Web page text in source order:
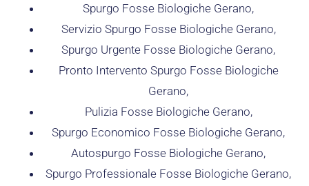
Spurgo Fosse Biologiche Gerano,
Servizio Spurgo Fosse Biologiche Gerano,
Spurgo Urgente Fosse Biologiche Gerano,
Pronto Intervento Spurgo Fosse Biologiche
Gerano,
Pulizia Fosse Biologiche Gerano,
Spurgo Economico Fosse Biologiche Gerano,
Autospurgo Fosse Biologiche Gerano,
Spurgo Professionale Fosse Biologiche Gerano,